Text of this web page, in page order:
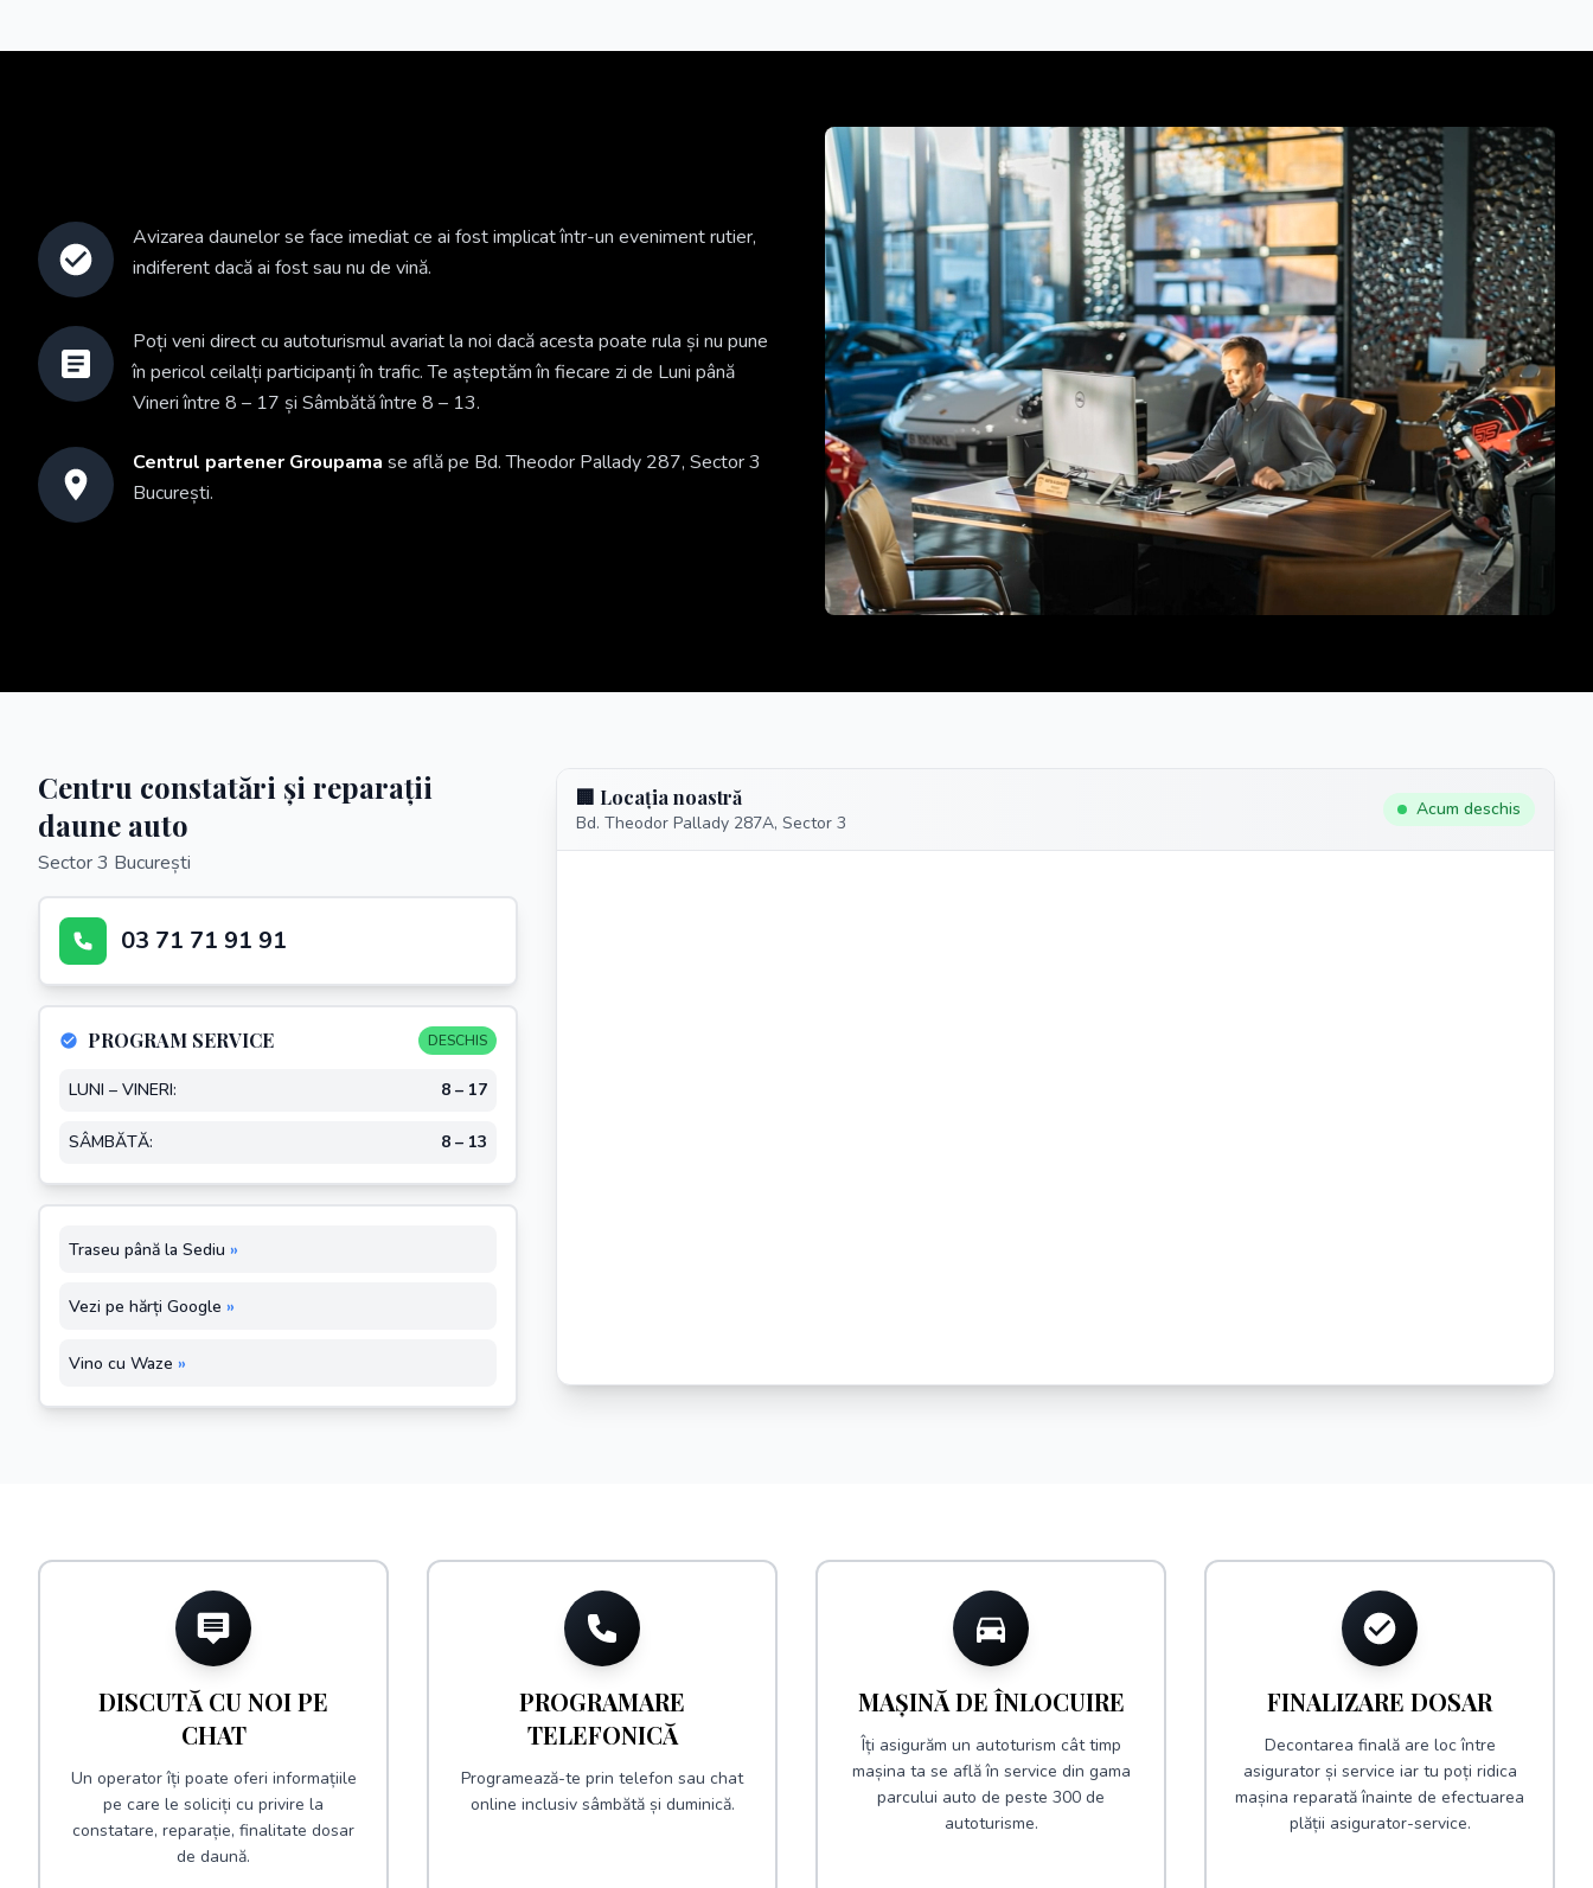
Avizarea daunelor se face imediat ce ai fost implicat într-un eveniment rutier,
indiferent dacă ai fost sau nu de vină.
Poți veni direct cu autoturismul avariat la noi dacă acesta poate rula și nu pune
în pericol ceilalți participanți în trafic. Te așteptăm în fiecare zi de Luni până
Vineri între 8 – 17 și Sâmbătă între 8 – 13.
Centrul partener Groupama se află pe Bd. Theodor Pallady 287, Sector 3
București.
Centru constatări și reparații
daune auto
Sector 3 București
03 71 71 91 91
PROGRAM SERVICE DESCHIS
LUNI – VINERI: 8 – 17
SÂMBĂTĂ: 8 – 13
Traseu până la Sediu »
Vezi pe hărți Google »
Vino cu Waze »
🏢 Locația noastră
Bd. Theodor Pallady 287A, Sector 3
Acum deschis
DISCUTĂ CU NOI PE
CHAT
Un operator îți poate oferi informațiile
pe care le soliciți cu privire la
constatare, reparație, finalitate dosar
de daună.
PROGRAMARE
TELEFONICĂ
Programează-te prin telefon sau chat
online inclusiv sâmbătă și duminică.
MAȘINĂ DE ÎNLOCUIRE
Îți asigurăm un autoturism cât timp
mașina ta se află în service din gama
parcului auto de peste 300 de
autoturisme.
FINALIZARE DOSAR
Decontarea finală are loc între
asigurator și service iar tu poți ridica
mașina reparată înainte de efectuarea
plății asigurator-service.